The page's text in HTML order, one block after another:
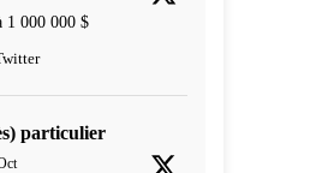
1 000 000 $
particulier